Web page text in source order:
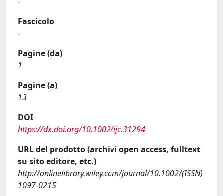
Fascicolo
-
Pagine (da)
1
Pagine (a)
13
DOI
https://dx.doi.org/10.1002/ijc.31294
URL del prodotto (archivi open access, fulltext
su sito editore, etc.)
http://onlinelibrary.wiley.com/journal/10.1002/(ISSN)
1097-0215